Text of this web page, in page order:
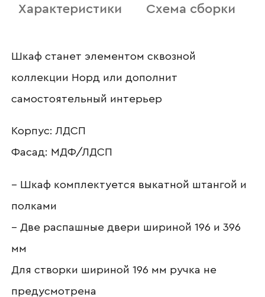
Характеристики Схема сборки
Шкаф станет элементом сквозной
коллекции Норд или дополнит
самостоятельный интерьер
Корпус: ЛДСП
Фасад: МДФ/ЛДСП
– Шкаф комплектуется выкатной штангой и
полками
– Две распашные двери шириной 196 и 396
мм
Для створки шириной 196 мм ручка не
предусмотрена
Ваш email
Прикрепите логотип
компании